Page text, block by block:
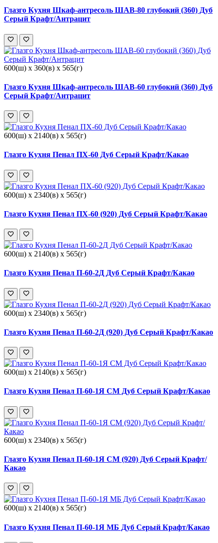
Глазго Кухня Шкаф-антресоль ШАВ-80 глубокий (360) Дуб
Серый Крафт/Антрацит
600(ш) x 360(в) x 565(г)
Глазго Кухня Шкаф-антресоль ШАВ-60 глубокий (360) Дуб
Серый Крафт/Антрацит
600(ш) x 2140(в) x 565(г)
Глазго Кухня Пенал ПХ-60 Дуб Серый Крафт/Какао
600(ш) x 2340(в) x 565(г)
Глазго Кухня Пенал ПХ-60 (920) Дуб Серый Крафт/Какао
600(ш) x 2140(в) x 565(г)
Глазго Кухня Пенал П-60-2Д Дуб Серый Крафт/Какао
600(ш) x 2340(в) x 565(г)
Глазго Кухня Пенал П-60-2Д (920) Дуб Серый Крафт/Какао
600(ш) x 2140(в) x 565(г)
Глазго Кухня Пенал П-60-1Я СМ Дуб Серый Крафт/Какао
600(ш) x 2340(в) x 565(г)
Глазго Кухня Пенал П-60-1Я СМ (920) Дуб Серый Крафт/
Какао
600(ш) x 2140(в) x 565(г)
Глазго Кухня Пенал П-60-1Я МБ Дуб Серый Крафт/Какао